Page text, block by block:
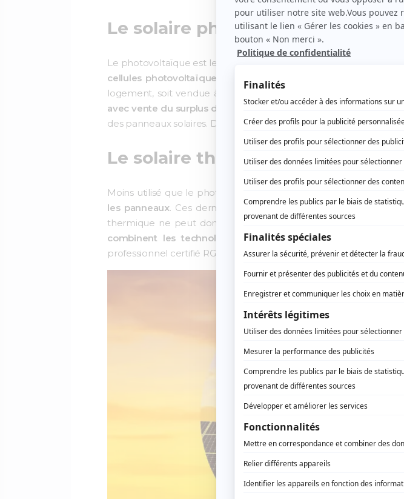
Le solaire photovoltaïque
Le photovoltaïque est le type d’énergie solaire le plus populaire
cellules photovoltaïques qui captent les rayons du soleil
.
logement, soit vendue à un fournisseur d’énergie. Il est
avec vente du surplus d’électricité. Cette option est très
des panneaux solaires. De plus, elle donne également lieu à de
Le solaire thermique
Moins utilisé que le photovoltaïque, le solaire thermique permet
les panneaux. Ces derniers sont reliés à un chauffe-eau afin
thermique ne peut donc pas être utilisée pour produire de
combinent les technologies photovoltaïques et thermiques
professionnel certifié RGE est fortement recommandépour